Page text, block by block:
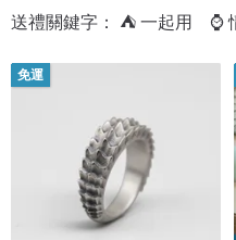
送禮關鍵字： ⛺ 一起用　⌚
免運